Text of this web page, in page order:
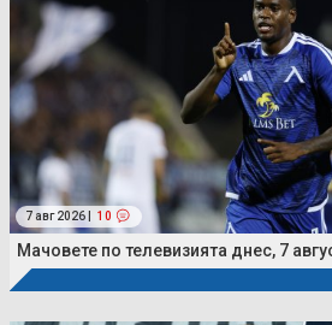
7 авг 2026 | 10
Мачовете по телевизията днес, 7